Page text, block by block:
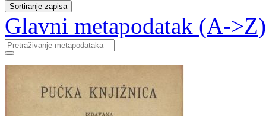
Sortiranje zapisa
Glavni metapodatak (A->Z)